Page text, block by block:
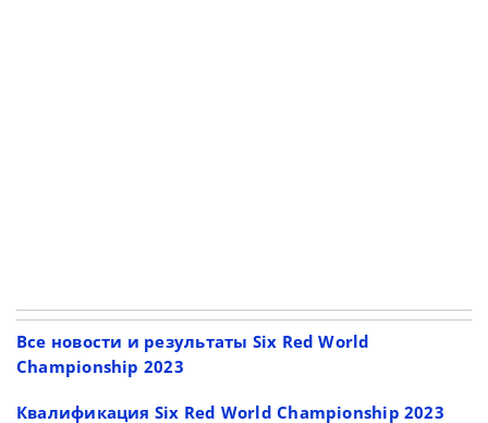
Все новости и результаты Six Red World
Championship 2023
Квалификация Six Red World Championship 2023